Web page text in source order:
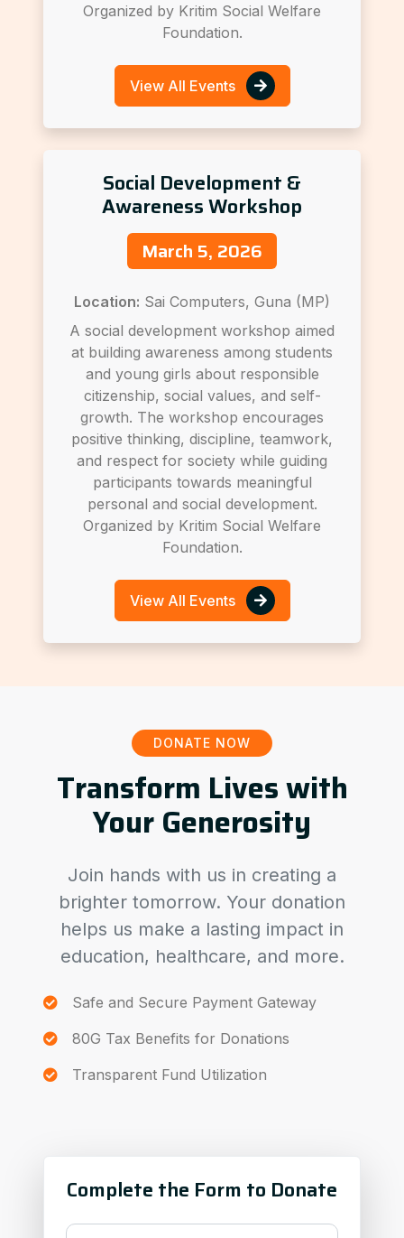
Organized by Kritim Social Welfare
Foundation.
View All Events
Social Development &
Awareness Workshop
March 5, 2026
Location: Sai Computers, Guna (MP)
A social development workshop aimed
at building awareness among students
and young girls about responsible
citizenship, social values, and self-
growth. The workshop encourages
positive thinking, discipline, teamwork,
and respect for society while guiding
participants towards meaningful
personal and social development.
Organized by Kritim Social Welfare
Foundation.
View All Events
DONATE NOW
Transform Lives with
Your Generosity
Join hands with us in creating a
brighter tomorrow. Your donation
helps us make a lasting impact in
education, healthcare, and more.
Safe and Secure Payment Gateway
80G Tax Benefits for Donations
Transparent Fund Utilization
Complete the Form to Donate